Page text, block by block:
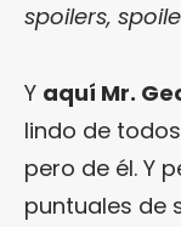
spoilers,
Y aquí Mr.
lindo de
pero de él. Y
puntuales de